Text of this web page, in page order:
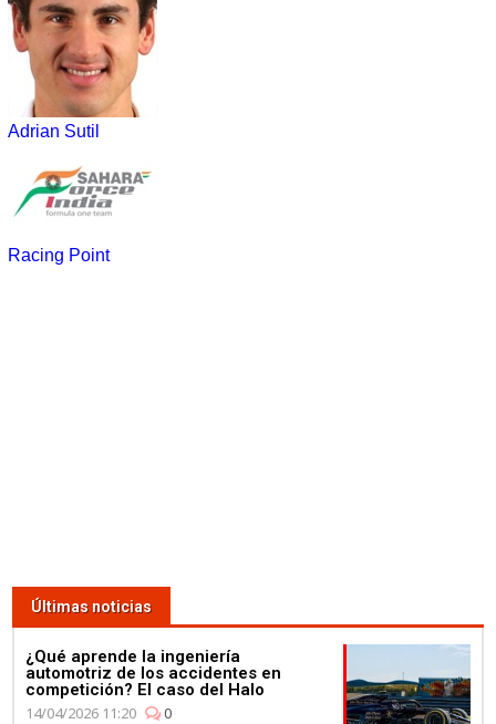
Adrian Sutil
Racing Point
Últimas noticias
¿Qué aprende la ingeniería
automotriz de los accidentes en
competición? El caso del Halo
14/04/2026 11:20
0